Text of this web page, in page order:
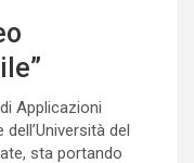
Applicazioni
del
sta portando